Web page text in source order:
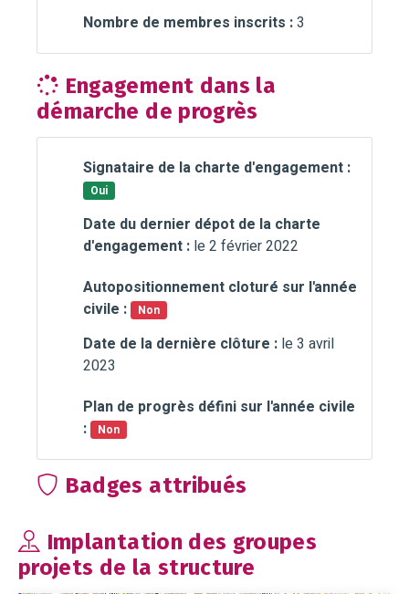
Nombre de membres inscrits :3
Engagement dans la
démarche de progrès
Signataire de la charte d'engagement :
Oui
Date du dernier dépot de la charte
d'engagement : le 2 février 2022
Autopositionnement cloturé sur l'année
civile :
Non
Date de la dernière clôture : le 3 avril
2023
Plan de progrès défini sur l'année civile
:
Non
Badges attribués
Implantation des groupes
projets de la structure